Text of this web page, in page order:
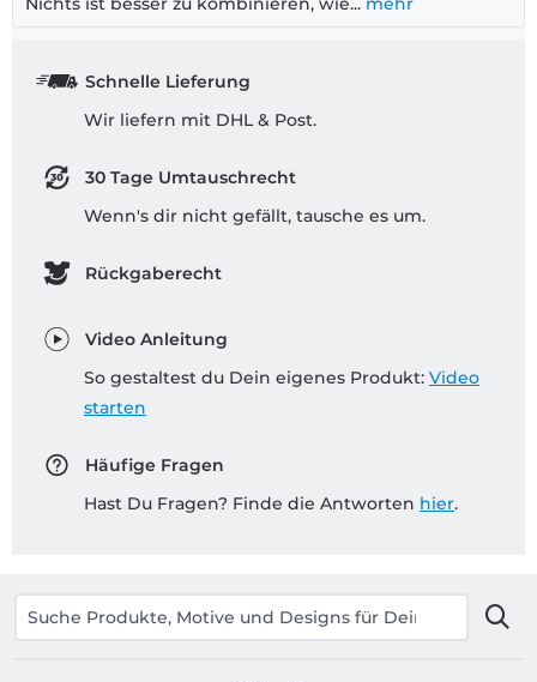
Schnelle Lieferung
Wir liefern mit DHL & Post.
30 Tage Umtauschrecht
Wenn's dir nicht gefällt, tausche es um.
Rückgaberecht
Video Anleitung
So gestaltest du Dein eigenes Produkt: Video
starten
Häufige Fragen
Hast Du Fragen? Finde die Antworten hier.